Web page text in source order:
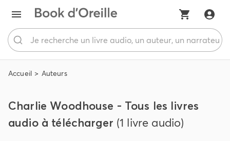
Accueil Auteurs
Charlie Woodhouse - Tous les livres
audio à télécharger (1 livre audio)